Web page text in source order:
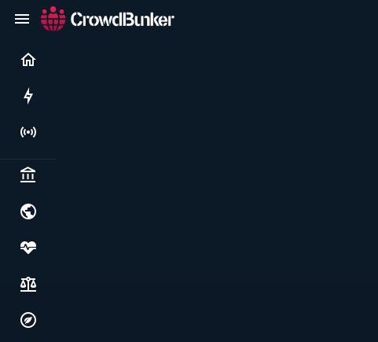
Live
Politics & institutions
Society, justice & freedoms
Economy, environment & technology